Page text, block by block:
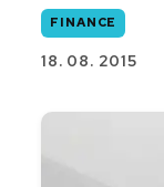
FINANCE
18. 08. 2015